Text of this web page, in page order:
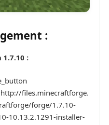
:
1.7.10 :
files.minecraftforge.
forge/1.7.10-
10.13.2.1291-installer-